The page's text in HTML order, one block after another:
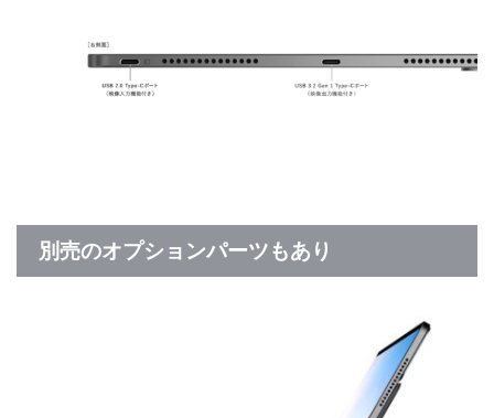
別売のオプションパーツもあり